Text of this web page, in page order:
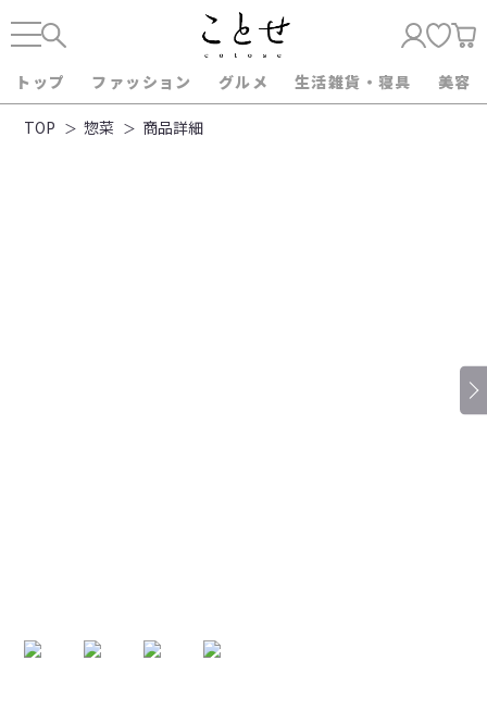
トップ ファッション グルメ 生活雑貨・寝具 美容
TOP 惣菜 商品詳細